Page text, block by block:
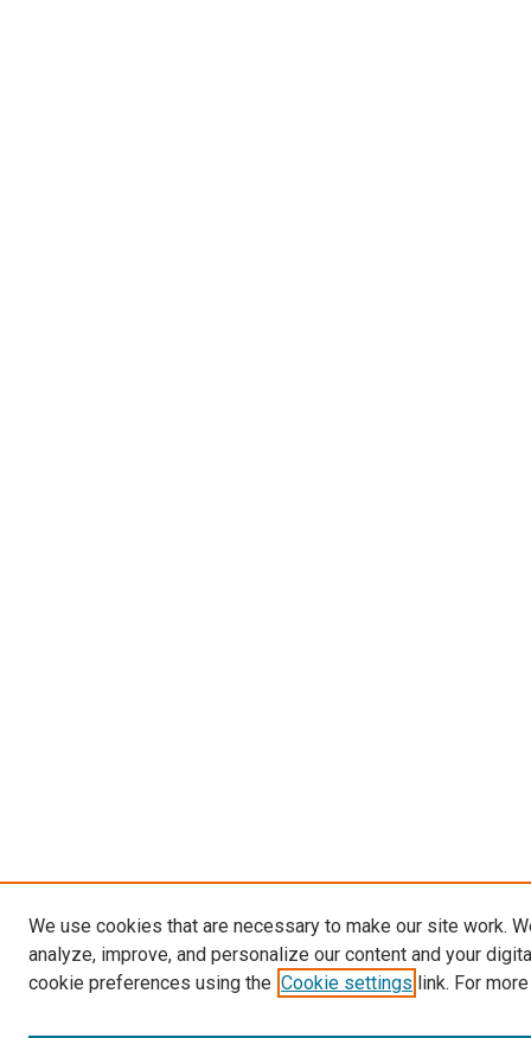
We use cookies that are necessary to make our site work.
analyze, improve, and personalize our content and your
cookie preferences using the Cookie settings link. For